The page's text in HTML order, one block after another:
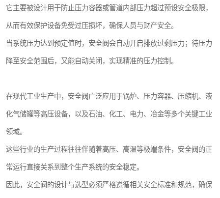
它主要被设计用于防止压力容器或管道内部压力超过预设安全极限，
从而有效保护设备免受过压损坏，确保人员与财产安全。
当系统压力达到预定值时，安全阀会自动开启排放过剩压力；待压力
降至安全范围后，又能自动关闭，实现精准的压力控制。
在现代工业生产中，安全阀广泛应用于锅炉、压力容器、压缩机、液
化气储罐等高压设备，以及石油、化工、电力、冶金等多个关键工业
领域。
这些行业的生产过程往往伴随着高压、高温等极端条件，安全阀的正
常运行直接关系到整个生产系统的安全稳定。
因此，安全阀的设计与选型必须严格遵循相关安全标准和规范，确保